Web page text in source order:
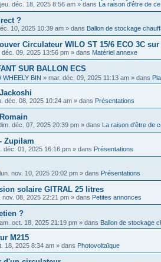
jeu. déc. 18, 2025 8:56 am » dans La raison d'être de
?
10, 2025 10:39 am » dans Ballon de stockage
Circulateur WILO ST 15/6 ECO 3C
déc. 09, 2025 13:56 pm » dans Matériel annexe
SUR BALLON ECS
WHEELY BIN » mar. déc. 09, 2025 11:13 am » dans
déc. 08, 2025 10:24 am » dans Présentations
déc. 07, 2025 20:39 pm » dans La raison d'être de
Zupilam
déc. 01, 2025 16:16 pm » dans Présentations
lun. nov. 10, 2025 20:02 pm » dans Présentations
solaire GITRAL 25 litres
nov. 08, 2025 22:21 pm » dans Petites annonces
?
oct. 18, 2025 21:19 pm » dans Ballon de stockage
M215
18, 2025 8:34 am » dans Photovoltaïque